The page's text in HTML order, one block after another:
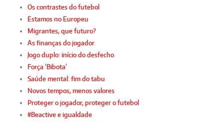
Os contrastes do futebol
Estamos no Europeu
Migrantes, que futuro?
As finanças do jogador
Jogo duplo: início do desfecho
Força ‘Bibota’
Saúde mental: fim do tabu
Novos tempos, menos valores
Proteger o jogador, proteger o futebol
#Beactive e igualdade